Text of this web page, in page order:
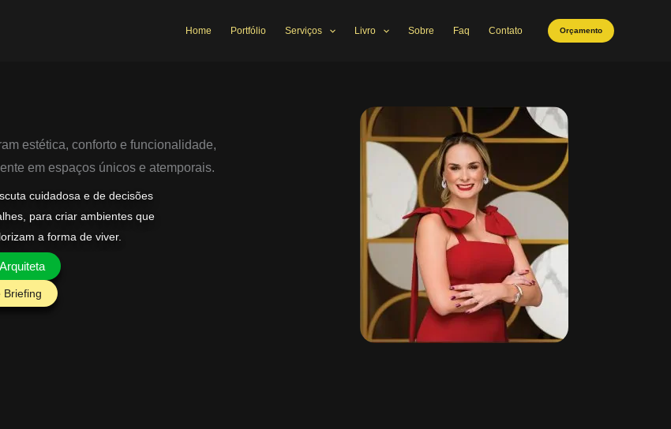
Home Portfólio Serviços Livro Sobre Faq Contato Orçamento
estética, conforto e funcionalidade,
em espaços únicos e atemporais.
cuidadosa e de decisões
para criar ambientes que
a forma de viver.
Briefing